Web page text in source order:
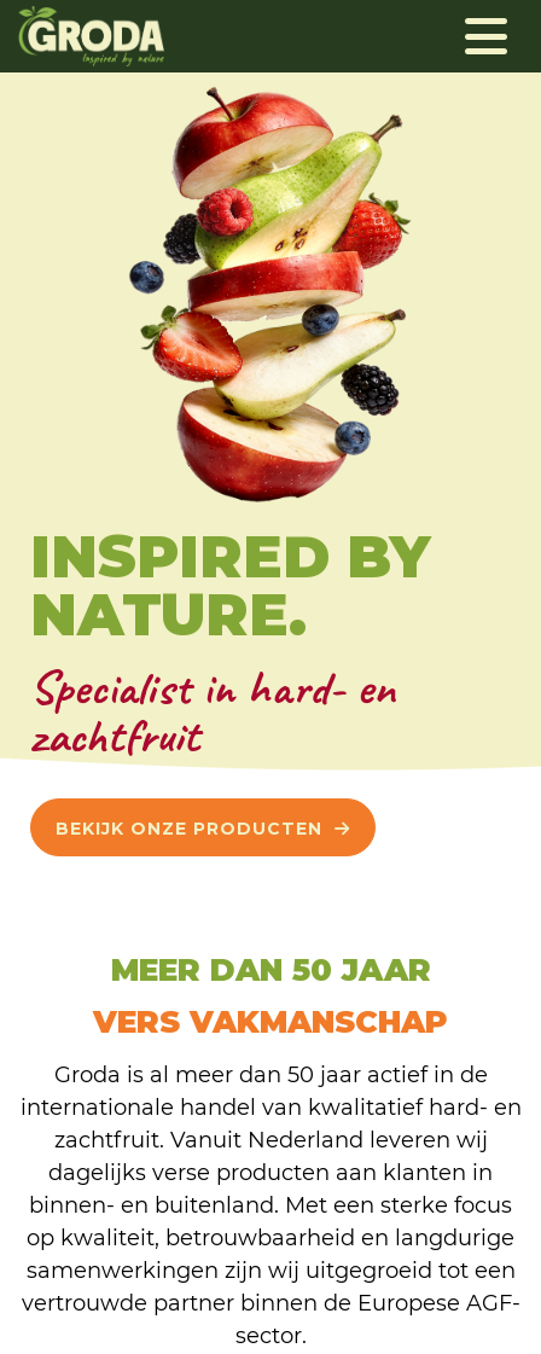
INSPIRED BY
NATURE.
Specialist in hard- en
zachtfruit
BEKIJK ONZE PRODUCTEN
MEER DAN 50 JAAR
VERS VAKMANSCHAP
Groda is al meer dan 50 jaar actief in de
internationale handel van kwalitatief hard- en
zachtfruit. Vanuit Nederland leveren wij
dagelijks verse producten aan klanten in
binnen- en buitenland. Met een sterke focus
op kwaliteit, betrouwbaarheid en langdurige
samenwerkingen zijn wij uitgegroeid tot een
vertrouwde partner binnen de Europese AGF-
sector.